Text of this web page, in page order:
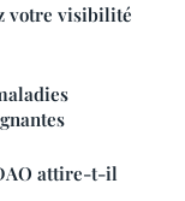
votre visibilité
attire-t-il